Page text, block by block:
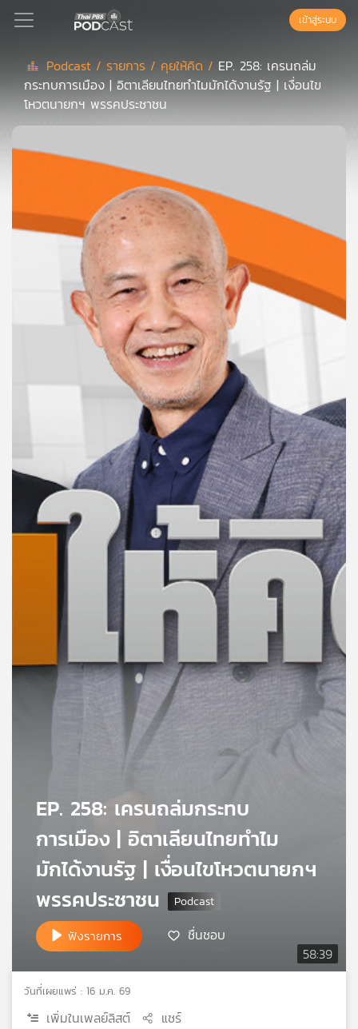
Podcast
เพล
แนะนำ
บทความ
เรา
แผนที่
เครือ
เข้าสู่ระบบ
Podcast / รายการ / คุยให้คิด / EP. 258: เครนถล่ม
กระทบการเมือง | อิตาเลียนไทยทำไมมักได้งานรัฐ | เงื่อนไข
โหวตนายกฯ พรรคประชาชน
58:39
EP. 258: เครนถล่มกระทบ
การเมือง | อิตาเลียนไทยทำไม
มักได้งานรัฐ | เงื่อนไขโหวตนายกฯ
พรรคประชาชน
ฟังรายการ ชื่นชอบ
วันที่เผยแพร่ : 16 ม.ค. 69
เพิ่มในเพลย์ลิสต์ แชร์